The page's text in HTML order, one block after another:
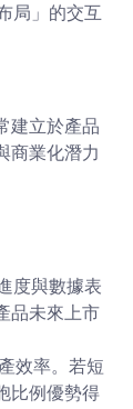
局」的交互
建立於產品
商業化潛力
度與數據表
品未來上市
效率。若短
比例優勢得